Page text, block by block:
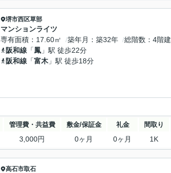
堺市西区草部
マンションライツ
専有面積
17.60㎡ 築年月 築32年 総階数 4階建
阪和線 「鳳 」駅 徒歩22分
阪和線 「富木 」駅 徒歩18分
管理費・共益費 敷金/保証金 礼金 間取り
3,000円 0ヶ月 0ヶ月 1K
高石市取石